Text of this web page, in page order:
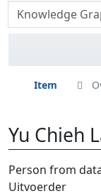
Item
Yu Chieh
Ga naar:navigatie
Person from
Uitvoerder